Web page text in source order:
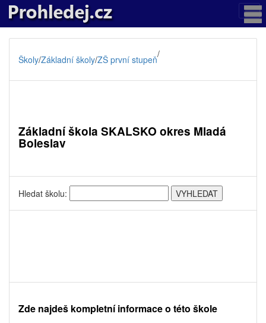
Školy/Základní školy/ZŠ první stupeň/
Základní škola SKALSKO okres Mladá
Boleslav
Hledat školu:
Zde najdeš kompletní informace o této škole